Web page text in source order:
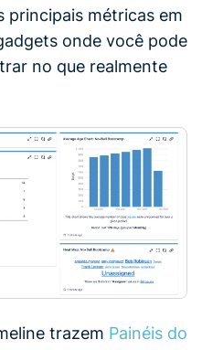
principais métricas em
onde você pode
no que realmente
trazem Painéis do